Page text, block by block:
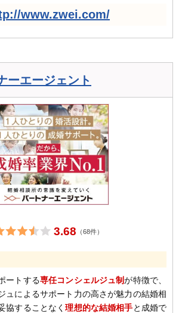
www.zwei.com/
ーエージェント
3.68 （68件）
ートする専任コンシェルジュ制が特徴で、
ュによるサポート力の高さが魅力の結婚相
協することなく理想的な結婚相手と成婚で